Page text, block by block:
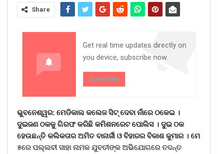
Share
Get real time updates directly on
you device, subscribe now.
Subscribe
ଭୁବନେଶ୍ୱର: ମେଡିକାଲ କଲେଜ ସିଟ୍ ଦେବା ନାଁରେ ଠକେଇ ।
ଦୁଇଜଣ ଠକକୁ ଗିରଫ କରିଛି କମିଶନରେଟ ପୋଲିସ । ଦୁଇ ଠକ
ହେଉଛନ୍ତି କଲିକତାର ଅମିତ ବାନାର୍ଜୀ ଓ ବିହାରର ବିକାଶ କୁମାର । ମେ
୫ରେ ପଲ୍ଲବୀ ସାହା ନାମକ ଯୁବତୀଙ୍କ ଅଭିଯୋଗରେ ତଦନ୍ତ